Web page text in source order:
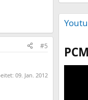
#5
09. Jan. 2012